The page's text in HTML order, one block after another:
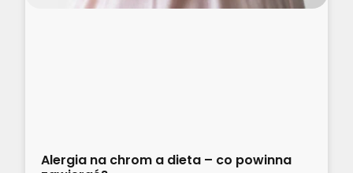
Alergia na chrom a dieta – co powinna